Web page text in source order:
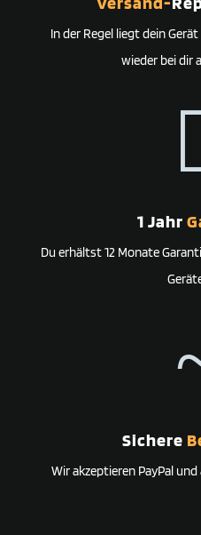
In der Regel liegt dein
wieder bei dir
1 Jahr
Du erhältst 12 Monate
Sichere
Wir akzeptieren PayPal